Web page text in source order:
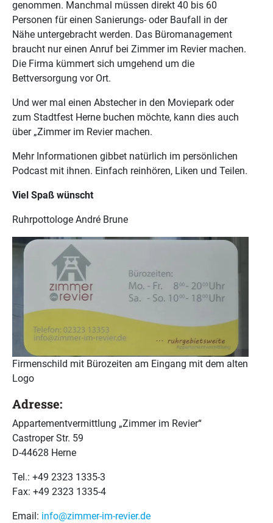
genommen. Manchmal müssen direkt 40 bis 60
Personen für einen Sanierungs- oder Baufall in der
Nähe untergebracht werden. Das Büromanagement
braucht nur einen Anruf bei Zimmer im Revier machen.
Die Firma kümmert sich umgehend um die
Bettversorgung vor Ort.
Und wer mal einen Abstecher in den Moviepark oder
zum Stadtfest Herne buchen möchte, kann dies auch
über „Zimmer im Revier machen.
Mehr Informationen gibbet natürlich im persönlichen
Podcast mit ihnen. Einfach reinhören, Liken und Teilen.
Viel Spaß wünscht
Ruhrpottologe André Brune
Firmenschild mit Bürozeiten am Eingang mit dem alten
Logo
Adresse:
Appartementvermittlung „Zimmer im Revier“
Castroper Str. 59
D-44628 Herne
Tel.: +49 2323 1335-3
Fax: +49 2323 1335-4
Email: info@zimmer-im-revier.de